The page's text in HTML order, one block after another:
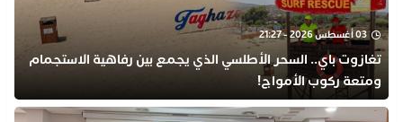
03 أغسطس 2026 - 21:27
تغازوت باي.. السحر الأطلسي الذي يجمع بين رفاهية الاستجمام
ومتعة ركوب الأمواج!